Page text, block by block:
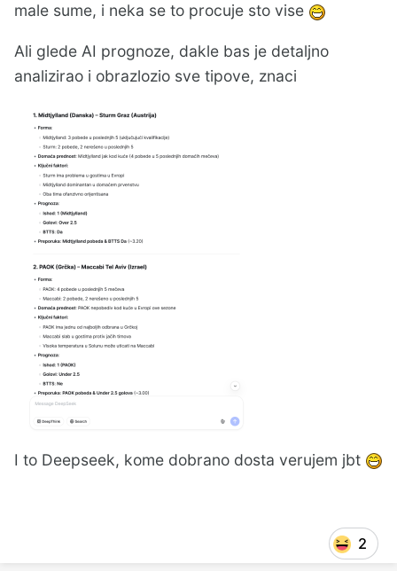
male sume, i neka se to procuje sto vise
Ali glede AI prognoze, dakle bas je detaljno
analizirao i obrazlozio sve tipove, znaci
I to Deepseek, kome dobrano dosta verujem jbt
2